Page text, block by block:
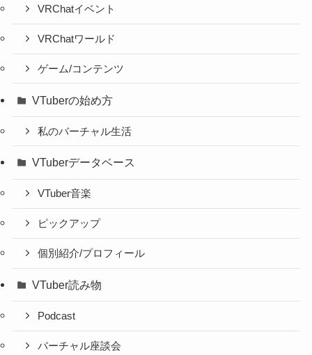
VRChatイベント
VRChatワールド
ゲーム/コンテンツ
VTuberの始め方
私のバーチャル生活
VTuberデータベース
VTuber音楽
ピックアップ
個別紹介/プロフィール
VTuber読み物
Podcast
バーチャル座談会